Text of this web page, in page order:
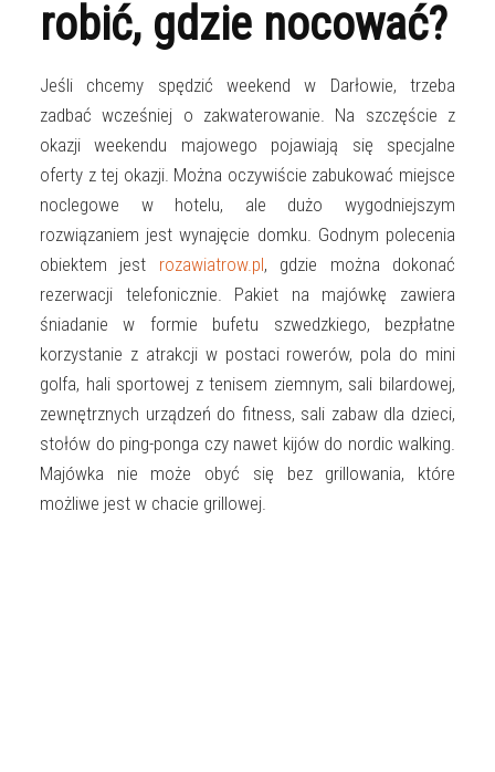
robić, gdzie nocować?
Jeśli chcemy spędzić weekend w Darłowie, trzeba
zadbać wcześniej o zakwaterowanie. Na szczęście z
okazji weekendu majowego pojawiają się specjalne
oferty z tej okazji. Można oczywiście zabukować miejsce
noclegowe w hotelu, ale dużo wygodniejszym
rozwiązaniem jest wynajęcie domku. Godnym polecenia
obiektem jest rozawiatrow.pl, gdzie można dokonać
rezerwacji telefonicznie. Pakiet na majówkę zawiera
śniadanie w formie bufetu szwedzkiego, bezpłatne
korzystanie z atrakcji w postaci rowerów, pola do mini
golfa, hali sportowej z tenisem ziemnym, sali bilardowej,
zewnętrznych urządzeń do fitness, sali zabaw dla dzieci,
stołów do ping-ponga czy nawet kijów do nordic walking.
Majówka nie może obyć się bez grillowania, które
możliwe jest w chacie grillowej.